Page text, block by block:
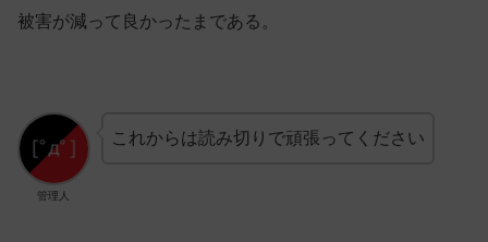
被害が減って良かったまである。
管理人
これからは読み切りで頑張ってください